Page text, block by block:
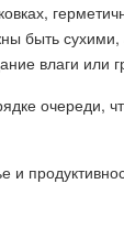
быть сухими,
влаги или
очереди,